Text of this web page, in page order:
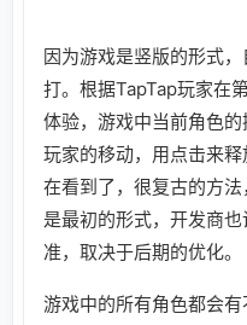
因为游戏是竖版的形式
打。根据TapTap玩家在
体验，游戏中当前角色
玩家的移动，用点击来
在看到了，很复古的方
是最初的形式，开发商
准，取决于后期的优化。
游戏中的所有角色都会